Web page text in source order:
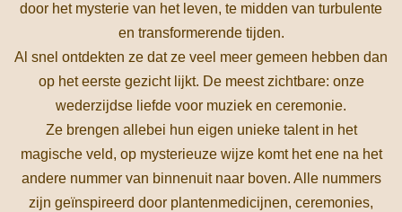
door het mysterie van het leven, te midden van turbulente
en transformerende tijden.
Al snel ontdekten ze dat ze veel meer gemeen hebben dan
op het eerste gezicht lijkt. De meest zichtbare: onze
wederzijdse liefde voor muziek en ceremonie.
Ze brengen allebei hun eigen unieke talent in het
magische veld, op mysterieuze wijze komt het ene na het
andere nummer van binnenuit naar boven. Alle nummers
zijn geïnspireerd door plantenmedicijnen, ceremonies,